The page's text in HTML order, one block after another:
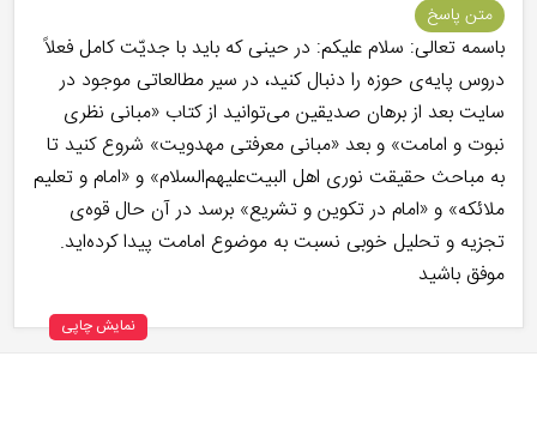
متن پاسخ
باسمه تعالی: سلام علیکم: در حینی که باید با جدیّت کامل فعلاً
دروس پایه‌ی حوزه را دنبال کنید، در سیر مطالعاتی موجود در
سایت بعد از برهان صدیقین می‌توانید از کتاب «مبانی نظری
نبوت و امامت» و بعد «مبانی معرفتی مهدویت» شروع کنید تا
به مباحث حقیقت نوری اهل البیت‌علیهم‌السلام» و «امام و تعلیم
ملائکه» و «امام در تکوین و تشریع» برسد در آن حال قوه‌ی
تجزیه و تحلیل خوبی نسبت به موضوع امامت پیدا کرده‌اید.
موفق باشید
نمایش چاپی